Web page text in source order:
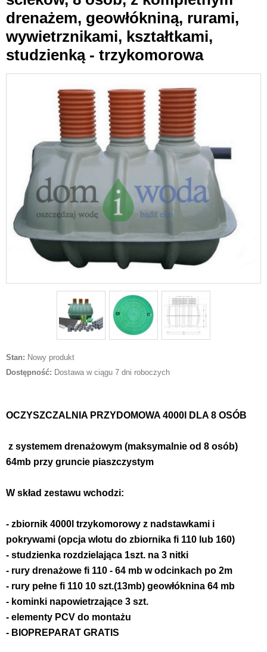
drenażem, geowłókniną, rurami,
wywietrznikami, kształtkami,
studzienką - trzykomorowa
Stan: Nowy produkt
Dostępność: Dostawa w ciągu 7 dni roboczych
OCZYSZCZALNIA PRZYDOMOWA 4000l DLA 8 OSÓB
64mb przy gruncie piaszczystym
W skład zestawu wchodzi:
- zbiornik 4000l trzykomorowy z nadstawkami i
pokrywami (opcja wlotu do zbiornika fi 110 lub 160)
- studzienka rozdzielająca 1szt. na 3 nitki
- rury drenażowe fi 110 - 64 mb w odcinkach po 2m
- rury pełne fi 110 10 szt.(13mb) geowłóknina 64 mb
- kominki napowietrzające 3 szt.
- elementy PCV do montażu
- BIOPREPARAT GRATIS